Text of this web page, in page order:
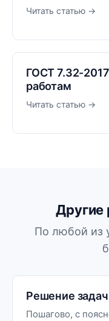
Читать статью →
ГОСТ 7.32-
работам
Читать статью →
Другие
По любой из
Решение задач
Пошагово, с